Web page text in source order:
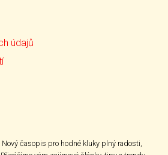
údajů
časopis pro hodné kluky plný radosti,